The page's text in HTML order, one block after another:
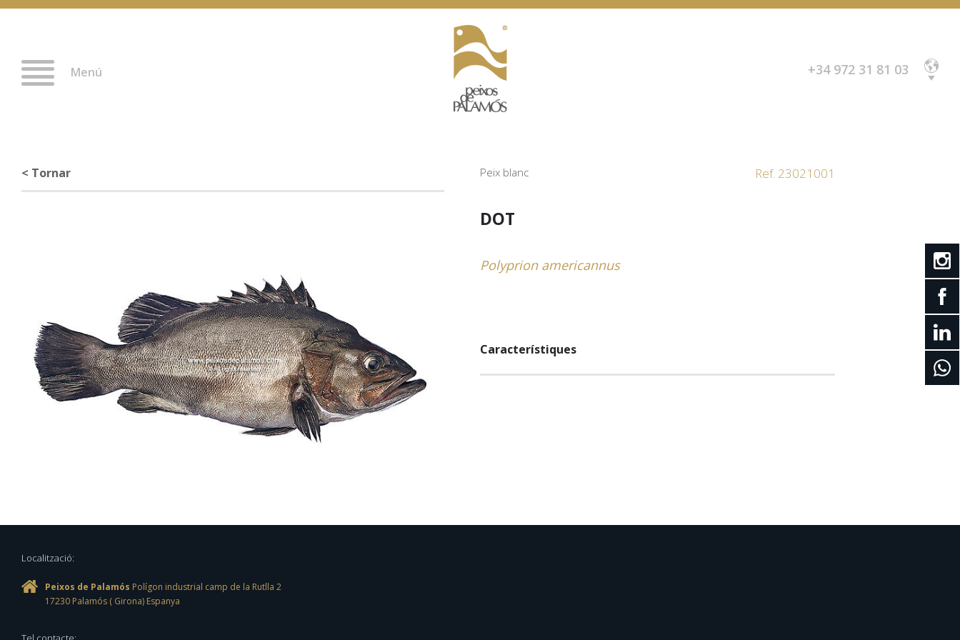
Menú +34 972 31 81 03
< Tornar Peix blanc Ref. 23021001
DOT
Polyprion americannus
Característiques
Localització:
Peixos de Palamós Polígon industrial camp de la Rutlla 2
17230 Palamós( Girona) Espanya